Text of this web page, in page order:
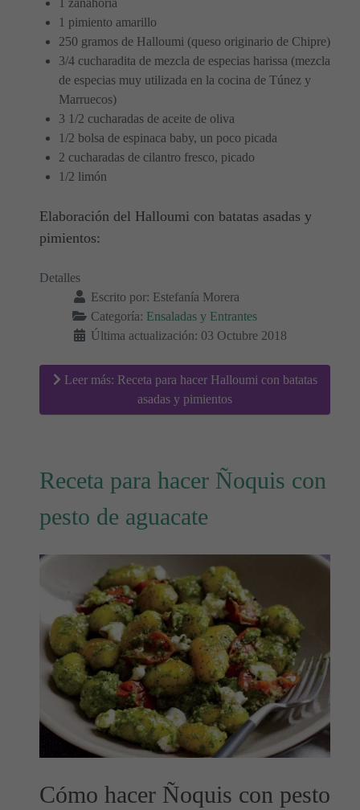
1 pimiento amarillo
250 gramos de Halloumi (queso originario de Chipre)
3/4 cucharadita de mezcla de especias harissa (mezcla
de especias muy utilizada en la cocina de Túnez y
Marruecos)
3 1/2 cucharadas de aceite de oliva
1/2 bolsa de espinaca baby, un poco picada
2 cucharadas de cilantro fresco, picado
1/2 limón
Elaboración del Halloumi con batatas asadas y
pimientos:
Detalles
Escrito por: Estefanía Morera
Categoría: Ensaladas y Entrantes
Última actualización: 03 Octubre 2018
Leer más: Receta para hacer Halloumi con batatas
asadas y pimientos
Receta para hacer Ñoquis con
pesto de aguacate
Cómo hacer Ñoquis con pesto